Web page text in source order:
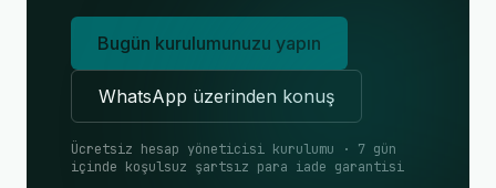
Bugün kurulumunuzu yapın
WhatsApp üzerinden konuş
Ücretsiz hesap yöneticisi kurulumu · 7 gün
içinde koşulsuz şartsız para iade garantisi